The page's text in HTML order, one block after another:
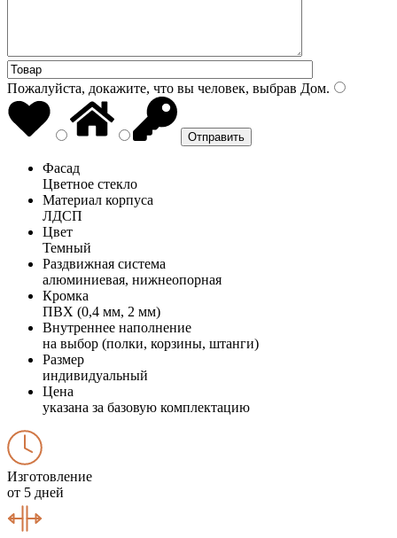
Пожалуйста, докажите, что вы человек, выбрав Дом.
Фасад
Цветное стекло
Материал корпуса
ЛДСП
Цвет
Темный
Раздвижная система
алюминиевая, нижнеопорная
Кромка
ПВХ (0,4 мм, 2 мм)
Внутреннее наполнение
на выбор (полки, корзины, штанги)
Размер
индивидуальный
Цена
указана за базовую комплектацию
Изготовление
от 5 дней